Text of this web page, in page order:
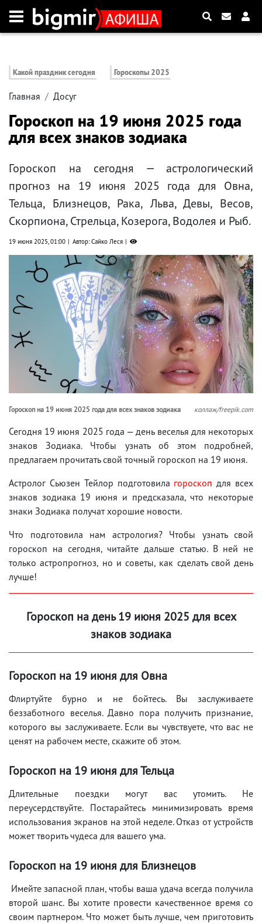
Какой праздник сегодня Гороскопы 2025
Главная Досуг
Гороскоп на 19 июня 2025 года
для всех знаков зодиака
Гороскоп на сегодня — астрологический
прогноз на 19 июня 2025 года для Овна,
Тельца, Близнецов, Рака, Льва, Девы, Весов,
Скорпиона, Стрельца, Козерога, Водолея и Рыб.
19 июня 2025, 01:00 Автор: Сайко Леся
Гороскоп на 19 июня 2025 года для всех знаков зодиака коллаж/freepik.com
Сегодня 19 июня 2025 года — день веселья для некоторых
знаков Зодиака. Чтобы узнать об этом подробней,
предлагаем прочитать свой точный гороскоп на 19 июня.
Астролог Сьюзен Тейлор подготовила гороскоп для всех
знаков зодиака 19 июня и предсказала, что некоторые
знаки Зодиака получат хорошие новости.
Что подготовила нам астрология? Чтобы узнать свой
гороскоп на сегодня, читайте дальше статью. В ней не
только астропрогноз, но и советы, как сделать свой день
лучше!
Гороскоп на день 19 июня 2025 для всех
знаков зодиака
Гороскоп на 19 июня для Овна
Флиртуйте бурно и не бойтесь. Вы заслуживаете
беззаботного веселья. Давно пора получить признание,
которого вы заслуживаете. Если вы чувствуете, что вас не
ценят на рабочем месте, скажите об этом.
Гороскоп на 19 июня для Тельца
Длительные поездки могут вас утомить. Не
переусердствуйте. Постарайтесь минимизировать время
использования экранов на этой неделе. Отказ от устройств
может творить чудеса для вашего ума.
Гороскоп на 19 июня для Близнецов
Имейте запасной план, чтобы ваша удача всегда получила
второй шанс. Вы хотите провести качественное время со
своим партнером. Что может быть лучше, чем приготовить